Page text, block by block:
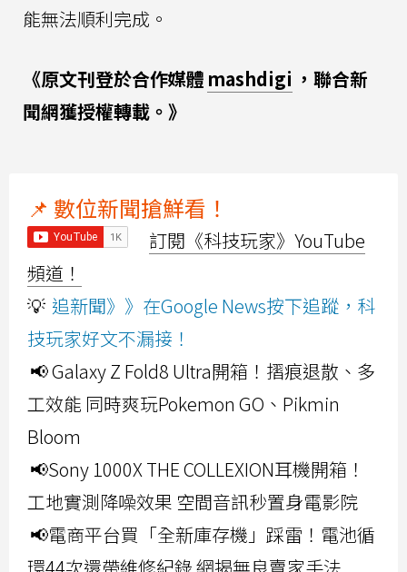
能無法順利完成。
《原文刊登於合作媒體 mashdigi ，聯合新
聞網獲授權轉載。》
📌 數位新聞搶鮮看！
訂閱《科技玩家》YouTube
頻道！
💡 追新聞》》在Google News按下追蹤，科
技玩家好文不漏接！
📢 Galaxy Z Fold8 Ultra開箱！摺痕退散、多
工效能 同時爽玩Pokemon GO、Pikmin
Bloom
📢Sony 1000X THE COLLEXION耳機開箱！
工地實測降噪效果 空間音訊秒置身電影院
📢電商平台買「全新庫存機」踩雷！電池循